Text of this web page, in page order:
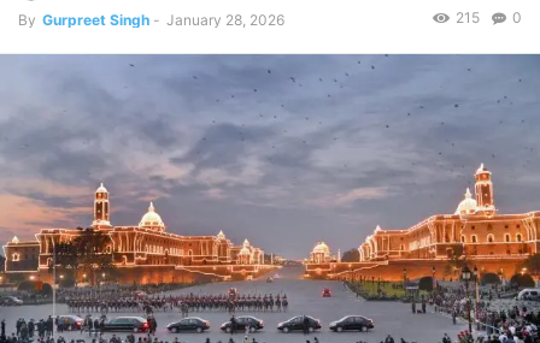
By Gurpreet Singh - January 28, 2026 0
215